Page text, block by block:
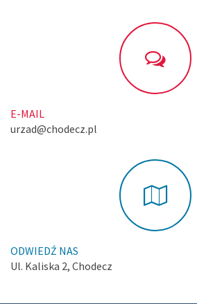
E-MAIL
urzad@chodecz.pl
ODWIEDŹ NAS
Ul. Kaliska 2, Chodecz